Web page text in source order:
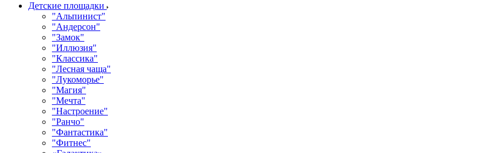
Детские площадки
"Альпинист"
"Андерсон"
"Замок"
"Иллюзия"
"Классика"
"Лесная чаща"
"Лукоморье"
"Магия"
"Мечта"
"Настроение"
"Ранчо"
"Фантастика"
"Фитнес"